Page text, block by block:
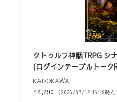
クトゥルフ神話TRPG シ
(ログインテーブルトーク
KADOKAWA
¥4,290
（2026/07/12 16:19時点